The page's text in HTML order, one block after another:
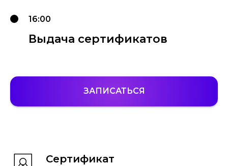
16:00
Выдача сертификатов
ЗАПИСАТЬСЯ
Сертификат